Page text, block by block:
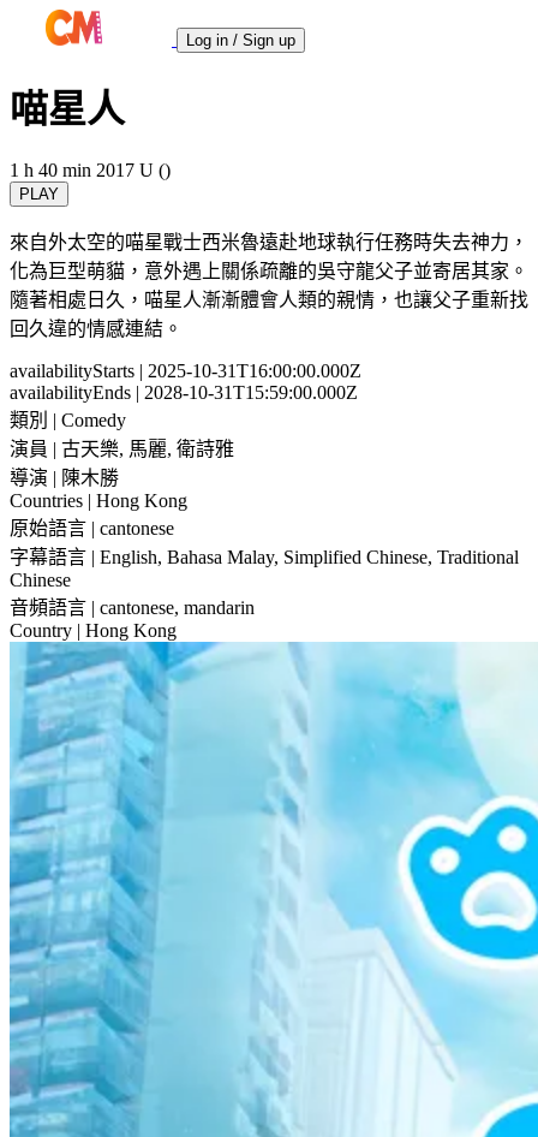
Log in / Sign up
喵星人
1 h 40 min 2017 U ()
PLAY
來自外太空的喵星戰士西米魯遠赴地球執行任務時失去神力，
化為巨型萌貓，意外遇上關係疏離的吳守龍父子並寄居其家。
隨著相處日久，喵星人漸漸體會人類的親情，也讓父子重新找
回久違的情感連結。
availabilityStarts | 2025-10-31T16:00:00.000Z
availabilityEnds | 2028-10-31T15:59:00.000Z
類別 | Comedy
演員 | 古天樂, 馬麗, 衛詩雅
導演 | 陳木勝
Countries | Hong Kong
原始語言 | cantonese
字幕語言 | English, Bahasa Malay, Simplified Chinese, Traditional
Chinese
音頻語言 | cantonese, mandarin
Country | Hong Kong